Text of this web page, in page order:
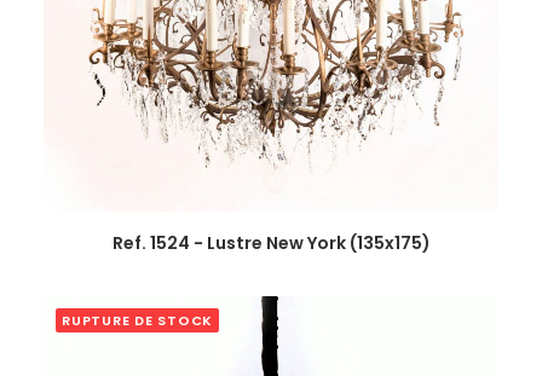
Ref. 1524 - Lustre New York (135x175)
RUPTURE DE STOCK